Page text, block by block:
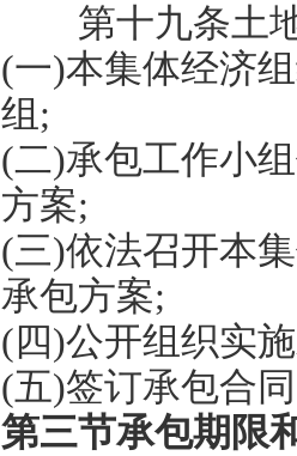
第十九条土
(一)本集体经济
组 ;
(二)承包工作小
方案;
(三)依法召开本
承包方案;
( 四)公开组织实
(五)签订承包合
第三节承包期限